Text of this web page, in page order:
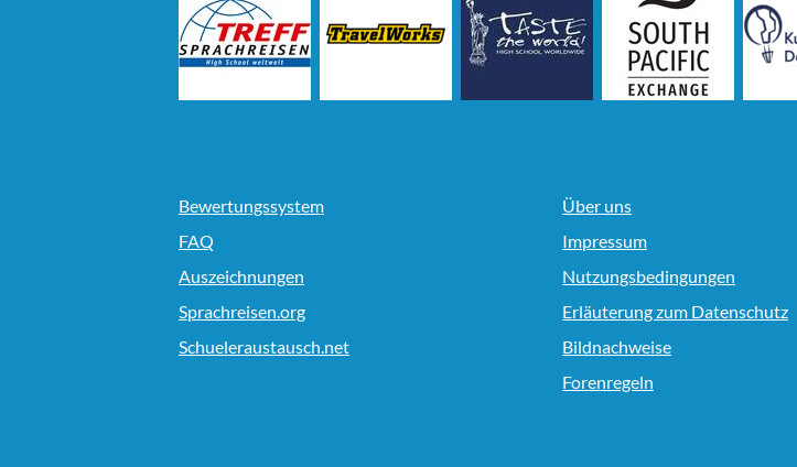
Bewertungssystem
FAQ
Auszeichnungen
Sprachreisen.org
Schueleraustausch.net
Über uns
Impressum
Nutzungsbedingungen
Erläuterung zum Datenschutz
Bildnachweise
Forenregeln